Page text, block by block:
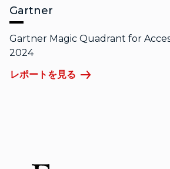
Gartner
Gartner Magic Quadrant for
2024
レポートを見る